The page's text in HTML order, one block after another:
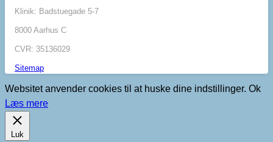
Klinik: Badstuegade 5-7
8000 Aarhus C
CVR: 35136029
Sitemap
Websitet anvender cookies til at huske dine indstillinger. Ok
Læs mere
Luk